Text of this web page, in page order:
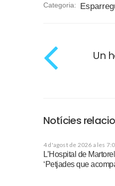
Categoria:
Un
Notícies
4 d'agost de 2026 a les
L’Hospital de
‘Petjades que